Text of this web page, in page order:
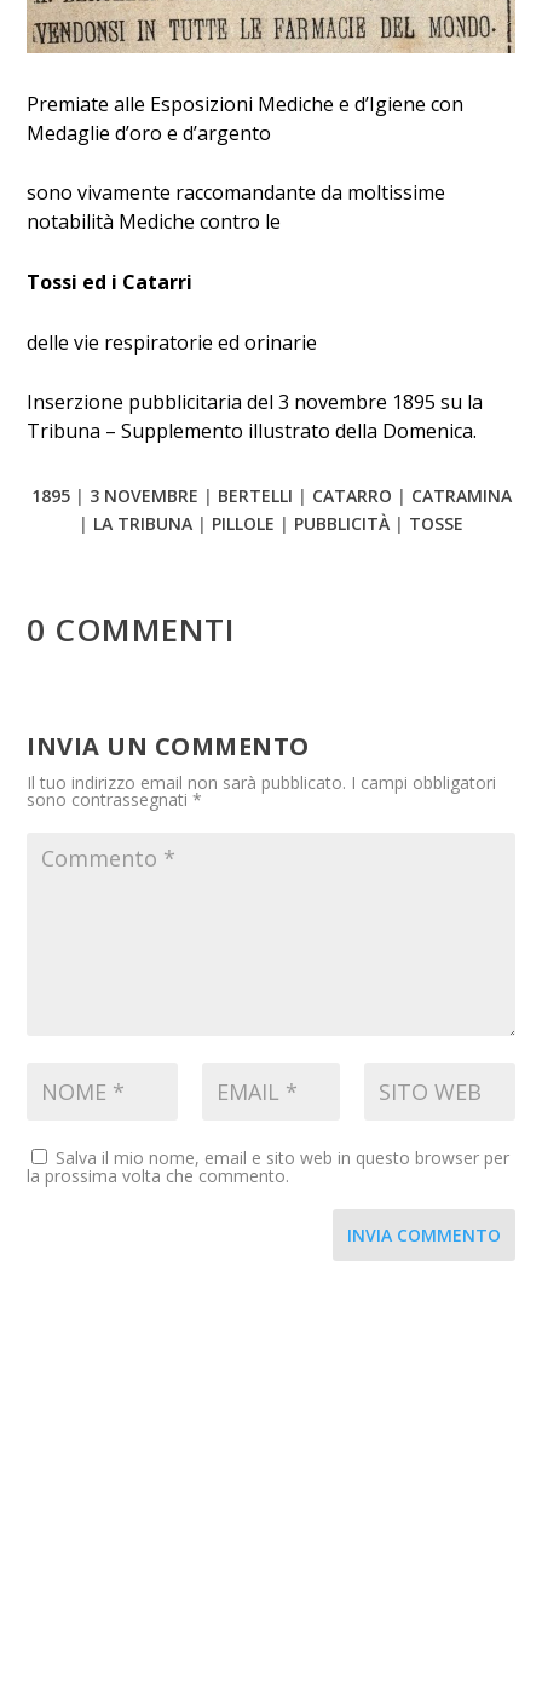
Premiate alle Esposizioni Mediche e d’Igiene con
Medaglie d’oro e d’argento
sono vivamente raccomandante da moltissime
notabilità Mediche contro le
Tossi ed i Catarri
delle vie respiratorie ed orinarie
Inserzione pubblicitaria del 3 novembre 1895 su la
Tribuna – Supplemento illustrato della Domenica.
1895| 3 NOVEMBRE | BERTELLI | CATARRO | CATRAMINA
| LA TRIBUNA | PILLOLE | PUBBLICITÀ | TOSSE
0 COMMENTI
INVIA UN COMMENTO
Il tuo indirizzo email non sarà pubblicato. I campi obbligatori
sono contrassegnati*
Salva il mio nome, email e sito web in questo browser per
la prossima volta che commento.
INVIA COMMENTO